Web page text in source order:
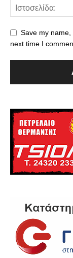
Save my
next time I